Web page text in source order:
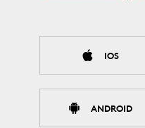
IOS
ANDROID